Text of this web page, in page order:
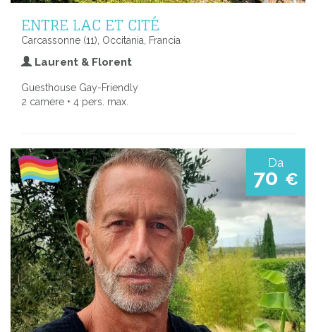
ENTRE LAC ET CITÉ
Carcassonne (11), Occitania, Francia
Laurent & Florent
Guesthouse Gay-Friendly
2 camere • 4 pers. max.
Da
70 €